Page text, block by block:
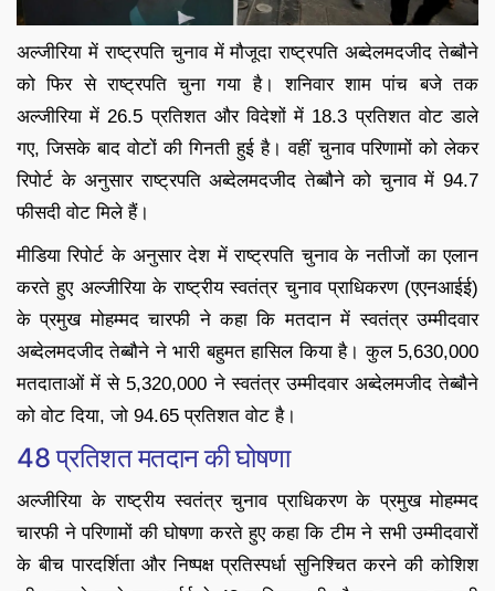
अल्जीरिया में राष्ट्रपति चुनाव में मौजूदा राष्ट्रपति अब्देलमदजीद तेब्बौने
को फिर से राष्ट्रपति चुना गया है। शनिवार शाम पांच बजे तक
अल्जीरिया में 26.5 प्रतिशत और विदेशों में 18.3 प्रतिशत वोट डाले
गए, जिसके बाद वोटों की गिनती हुई है। वहीं चुनाव परिणामों को लेकर
रिपोर्ट के अनुसार राष्ट्रपति अब्देलमदजीद तेब्बौने को चुनाव में 94.7
फीसदी वोट मिले हैं।
मीडिया रिपोर्ट के अनुसार देश में राष्ट्रपति चुनाव के नतीजों का एलान
करते हुए अल्जीरिया के राष्ट्रीय स्वतंत्र चुनाव प्राधिकरण (एएनआईई)
के प्रमुख मोहम्मद चारफी ने कहा कि मतदान में स्वतंत्र उम्मीदवार
अब्देलमदजीद तेब्बौने ने भारी बहुमत हासिल किया है। कुल 5,630,000
मतदाताओं में से 5,320,000 ने स्वतंत्र उम्मीदवार अब्देलमजीद तेब्बौने
को वोट दिया, जो 94.65 प्रतिशत वोट है।
48 प्रतिशत मतदान की घोषणा
अल्जीरिया के राष्ट्रीय स्वतंत्र चुनाव प्राधिकरण के प्रमुख मोहम्मद
चारफी ने परिणामों की घोषणा करते हुए कहा कि टीम ने सभी उम्मीदवारों
के बीच पारदर्शिता और निष्पक्ष प्रतिस्पर्धा सुनिश्चित करने की कोशिश